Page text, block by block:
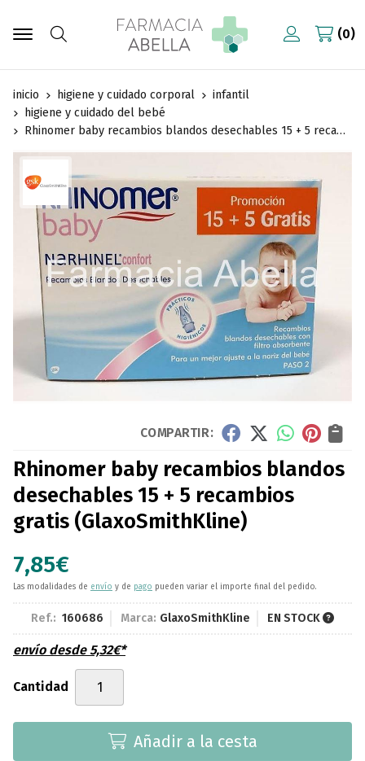
Buscar
0
inicio higiene y cuidado corporal
infantil
higiene y cuidado del bebé
Rhinomer baby recambios blandos desechables 15 + 5 recambios gratis
COMPARTIR:
Rhinomer baby recambios blandos
desechables 15 + 5 recambios
gratis (GlaxoSmithKline)
7,85€
Las modalidades de envío y de pago pueden variar el importe final del pedido.
Ref.: 160686 Marca: GlaxoSmithKline EN STOCK
envío desde5,32€*
Cantidad
Añadir a la cesta